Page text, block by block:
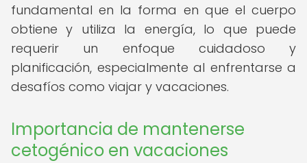
fundamental en la forma en que el cuerpo
obtiene y utiliza la energía, lo que puede
requerir un enfoque cuidadoso y
planificación, especialmente al enfrentarse a
desafíos como viajar y vacaciones.
Importancia de mantenerse
cetogénico en vacaciones